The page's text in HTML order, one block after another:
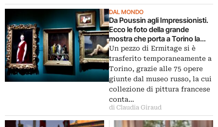
DAL MONDO
Da Poussin agli Impressionisti.
Ecco le foto della grande
mostra che porta a Torino la
quadreria del museo
dell’Ermitage
Un pezzo di Ermitage si è
trasferito temporaneamente a
Torino, grazie alle 75 opere
giunte dal museo russo, la cui
collezione di pittura francese
conta…
di Claudia Giraud